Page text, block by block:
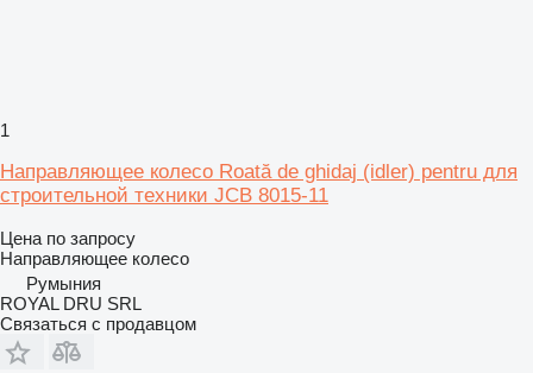
1
Направляющее колесо Roată de ghidaj (idler) pentru для
строительной техники JCB 8015-11
Цена по запросу
Направляющее колесо
Румыния
ROYAL DRU SRL
Связаться с продавцом